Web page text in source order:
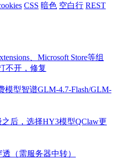
CSS 暗色 空白行 REST
、Microsoft Store等组
不开，修复
模型智谱GLM-4.7-Flash/GLM-
后，选择HY3模型QClaw更
（需服务器中转）